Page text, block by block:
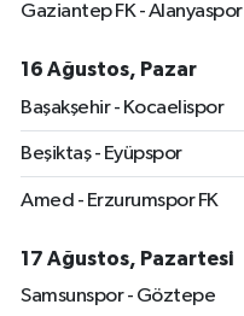
Gaziantep FK - Alanyaspor
16 Ağustos, Pazar
Başakşehir - Kocaelispor
Beşiktaş - Eyüpspor
Amed - Erzurumspor FK
17 Ağustos, Pazartesi
Samsunspor - Göztepe